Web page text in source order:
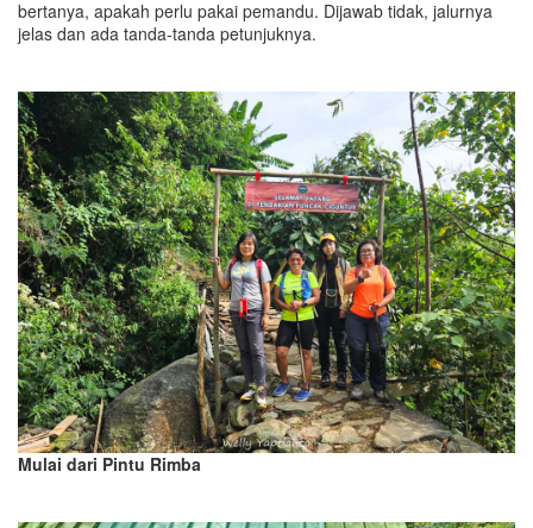
bertanya, apakah perlu pakai pemandu. Dijawab tidak, jalurnya
jelas dan ada tanda-tanda petunjuknya.
Mulai dari Pintu Rimba